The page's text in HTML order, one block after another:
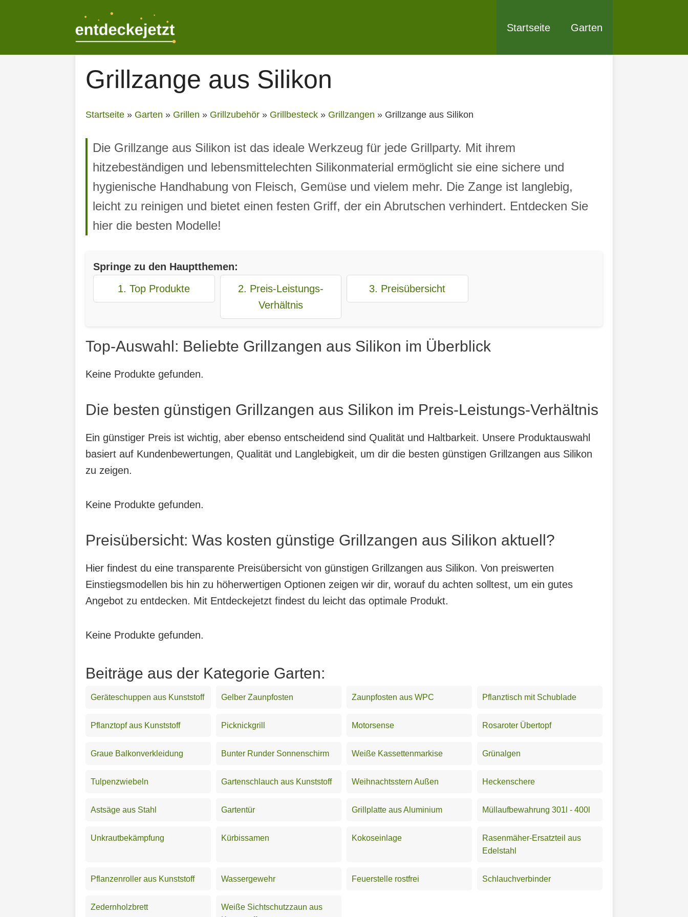
Startseite Garten
Grillzange aus Silikon
Startseite » Garten » Grillen » Grillzubehör » Grillbesteck » Grillzangen » Grillzange aus Silikon
Die Grillzange aus Silikon ist das ideale Werkzeug für jede Grillparty. Mit ihrem
hitzebeständigen und lebensmittelechten Silikonmaterial ermöglicht sie eine sichere und
hygienische Handhabung von Fleisch, Gemüse und vielem mehr. Die Zange ist langlebig,
leicht zu reinigen und bietet einen festen Griff, der ein Abrutschen verhindert. Entdecken Sie
hier die besten Modelle!
Springe zu den Hauptthemen:
1. Top Produkte
2. Preis-Leistungs-
Verhältnis
3. Preisübersicht
Top-Auswahl: Beliebte Grillzangen aus Silikon im Überblick
Keine Produkte gefunden.
Die besten günstigen Grillzangen aus Silikon im Preis-Leistungs-Verhältnis
Ein günstiger Preis ist wichtig, aber ebenso entscheidend sind Qualität und Haltbarkeit. Unsere Produktauswahl
basiert auf Kundenbewertungen, Qualität und Langlebigkeit, um dir die besten günstigen Grillzangen aus Silikon
zu zeigen.
Keine Produkte gefunden.
Preisübersicht: Was kosten günstige Grillzangen aus Silikon aktuell?
Hier findest du eine transparente Preisübersicht von günstigen Grillzangen aus Silikon. Von preiswerten
Einstiegsmodellen bis hin zu höherwertigen Optionen zeigen wir dir, worauf du achten solltest, um ein gutes
Angebot zu entdecken. Mit Entdeckejetzt findest du leicht das optimale Produkt.
Keine Produkte gefunden.
Beiträge aus der Kategorie Garten:
Geräteschuppen aus Kunststoff Gelber Zaunpfosten Zaunpfosten aus WPC Pflanztisch mit Schublade
Pflanztopf aus Kunststoff Picknickgrill Motorsense Rosaroter Übertopf
Graue Balkonverkleidung Bunter Runder Sonnenschirm Weiße Kassettenmarkise Grünalgen
Tulpenzwiebeln Gartenschlauch aus Kunststoff Weihnachtsstern Außen Heckenschere
Astsäge aus Stahl Gartentür Grillplatte aus Aluminium Müllaufbewahrung 301l - 400l
Unkrautbekämpfung Kürbissamen Kokoseinlage
Rasenmäher-Ersatzteil aus
Edelstahl
Pflanzenroller aus Kunststoff Wassergewehr Feuerstelle rostfrei Schlauchverbinder
Zedernholzbrett
Weiße Sichtschutzzaun aus